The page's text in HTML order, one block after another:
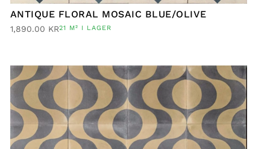
ANTIQUE FLORAL MOSAIC BLUE/OLIVE
1,890.00 KR21 M² I LAGER